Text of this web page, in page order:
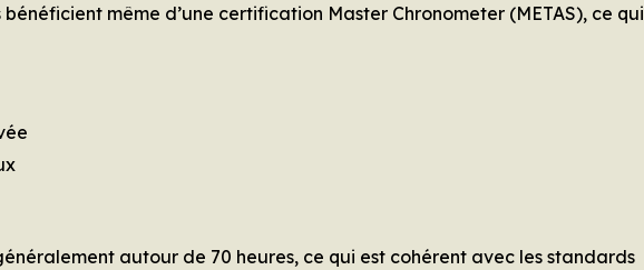
même d’une certification Master Chronometer (METAS), ce qui
autour de 70 heures, ce qui est cohérent avec les standards